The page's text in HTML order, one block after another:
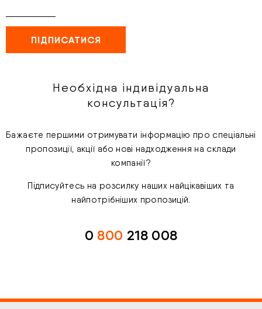
Необхідна індивідуальна
консультація?
Бажаєте першими отримувати інформацію про спеціальні
пропозиції, акції або нові надходження на склади
компанії?
Підписуйтесь на розсилку наших найцікавіших та
найпотрібніших пропозицій.
0 800 218 008